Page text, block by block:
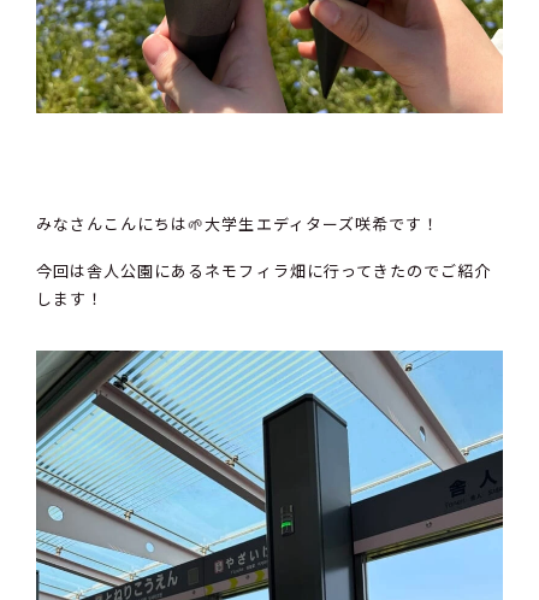
みなさんこんにちは🌱大学生エディターズ咲希です！
今回は舎人公園にあるネモフィラ畑に行ってきたのでご紹介
します！